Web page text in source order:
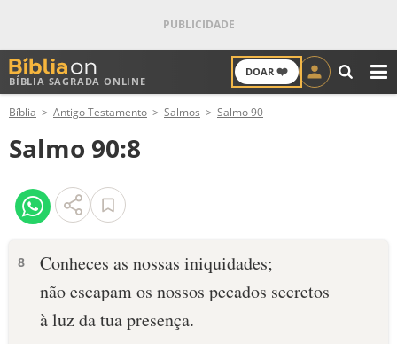
BÍBLIA SAGRADA ONLINE
DOAR ❤️
ANTIGO TESTAMENTO
NOVO TESTAMENTO
VERSÍCULOS
PALAVRA DO DIA
Bíblia Antigo Testamento Salmos Salmo 90
Salmo 90:8
8
Conheces as nossas iniquidades;
não escapam os nossos pecados secretos
à luz da tua presença.